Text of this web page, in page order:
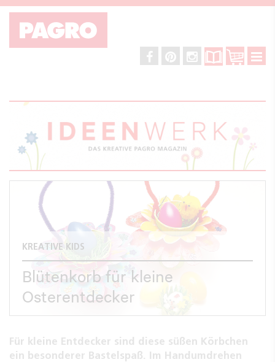
KREATIVE KIDS
Blütenkorb für kleine
Osterentdecker
Für kleine Entdecker sind diese süßen Körbchen
ein besonderer Bastelspaß. Im Handumdrehen